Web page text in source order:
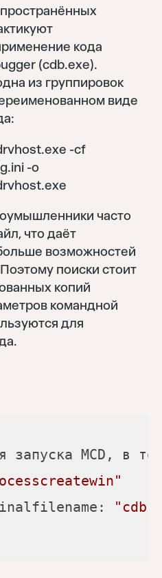
кода
(cdb.exe).
из группировок
виде
-cf
-o
часто
что даёт
возможностей
поиски стоит
копий
командной
для
запуска MCD, в